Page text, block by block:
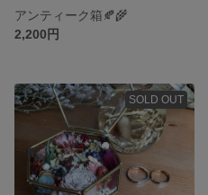
アンティーク箱🍂🌾
2,200円
SOLD OUT